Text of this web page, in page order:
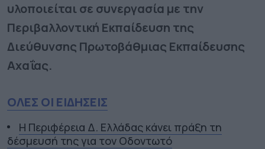
υλοποιείται σε συνεργασία με την
Περιβαλλοντική Εκπαίδευση της
Διεύθυνσης Πρωτοβάθμιας Εκπαίδευσης
Αχαΐας.
ΟΛΕΣ ΟΙ ΕΙΔΗΣΕΙΣ
Η Περιφέρεια Δ. Ελλάδας κάνει πράξη τη
δέσμευσή της για τον Οδοντωτό